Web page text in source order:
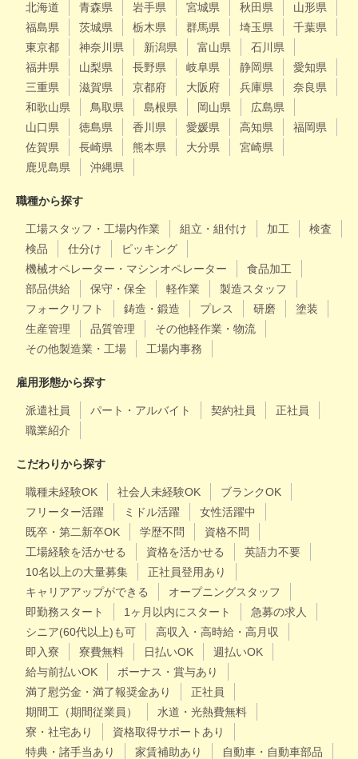
北海道 青森県 岩手県 宮城県 秋田県
山形県
福島県
茨城県 栃木県 群馬県 埼玉県
千葉県
東京都
神奈川県 新潟県 富山県
石川県
福井県
山梨県 長野県 岐阜県 静岡県
愛知県
三重県
滋賀県 京都府 大阪府 兵庫県
奈良県
和歌山県
鳥取県 島根県 岡山県
広島県
山口県
徳島県 香川県 愛媛県 高知県
福岡県
佐賀県
長崎県 熊本県 大分県
宮崎県
鹿児島県
沖縄県
職種から探す
工場スタッフ・工場内作業 組立・組付け 加工
検査
検品
仕分け
ピッキング
機械オペレーター・マシンオペレーター
食品加工
部品供給
保守・保全 軽作業
製造スタッフ
フォークリフト
鋳造・鍛造 プレス 研磨
塗装
生産管理
品質管理
その他軽作業・物流
その他製造業・工場
工場内事務
雇用形態から探す
派遣社員 パート・アルバイト 契約社員
正社員
職業紹介
こだわりから探す
職種未経験OK 社会人未経験OK
ブランクOK
フリーター活躍
ミドル活躍
女性活躍中
既卒・第二新卒OK
学歴不問
資格不問
工場経験を活かせる
資格を活かせる
英語力不要
10名以上の大量募集
正社員登用あり
キャリアアップができる
オープニングスタッフ
即勤務スタート
1ヶ月以内にスタート
急募の求人
シニア(60代以上)も可
高収入・高時給・高月収
即入寮
寮費無料 日払いOK
週払いOK
給与前払いOK
ボーナス・賞与あり
満了慰労金・満了報奨金あり
正社員
期間工（期間従業員）
水道・光熱費無料
寮・社宅あり
資格取得サポートあり
特典・諸手当あり
家賃補助あり
自動車・自動車部品